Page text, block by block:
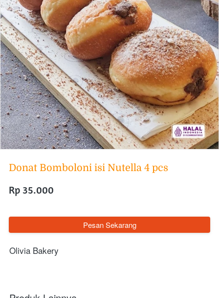
Donat Bomboloni isi Nutella 4 pcs
Rp 35.000
`Pesan Sekarang
Olivia Bakery